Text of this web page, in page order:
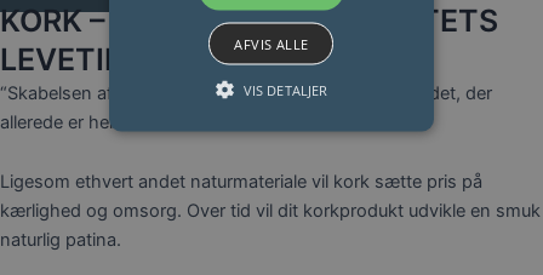
KORK – PLEJE HELE PRODUKTETS
LEVETID
“Skabelsen af noget nyt starter med at tage vare på det, der
allerede er her”
Ligesom ethvert andet naturmateriale vil kork sætte pris på
kærlighed og omsorg. Over tid vil dit korkprodukt udvikle en smuk
naturlig patina.
AFVIS ALLE
VIS DETALJER